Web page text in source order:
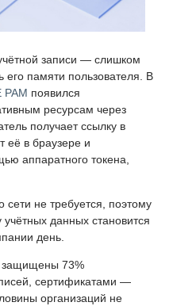
записи — слишком
памяти пользователя. В
PAM появился
ресурсам через
получает ссылку в
её в браузере и
аппаратного токена,
сети не требуется, поэтому
данных становится
день.
защищены 73%
сертификатами —
организаций не